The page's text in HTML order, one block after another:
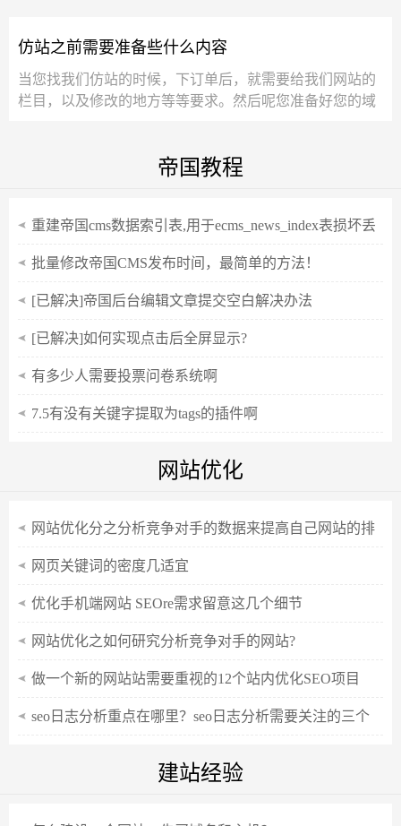
仿站之前需要准备些什么内容
当您找我们仿站的时候，下订单后，就需要给我们网站的
栏目，以及修改的地方等等要求。然后呢您准备好您的域
帝国教程
重建帝国cms数据索引表,用于ecms_news_index表损坏丢
失或者错误
批量修改帝国CMS发布时间，最简单的方法！
[已解决]帝国后台编辑文章提交空白解决办法
[已解决]如何实现点击后全屏显示?
有多少人需要投票问卷系统啊
7.5有没有关键字提取为tags的插件啊
网站优化
网站优化分之分析竞争对手的数据来提高自己网站的排
名
网页关键词的密度几适宜
优化手机端网站 SEOre需求留意这几个细节
网站优化之如何研究分析竞争对手的网站?
做一个新的网站站需要重视的12个站内优化SEO项目
seo日志分析重点在哪里？seo日志分析需要关注的三个
建站经验